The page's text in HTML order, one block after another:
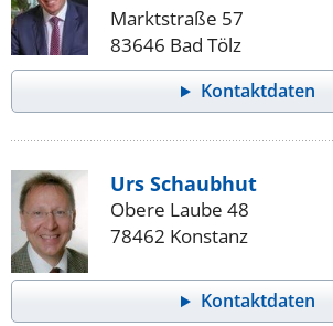
Marktstraße 57
83646 Bad Tölz
Kontaktdaten
Urs Schaubhut
Obere Laube 48
78462 Konstanz
Kontaktdaten